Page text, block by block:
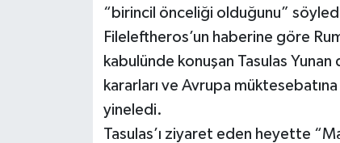
“birincil önceliği olduğunu”
Fileleftheros’un haberine göre
kabulünde konuşan Tasulas
kararları ve Avrupa müktesebatına
yineledi.
Tasulas’ı ziyaret eden heyette